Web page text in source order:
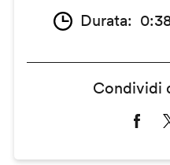
Durata
Condividi